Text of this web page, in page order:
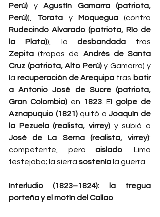
Perú) y Agustín Gamarra (patriota,
Perú)), Torata y Moquegua
Rudecindo Alvarado (patriota, Río de
la Plata)), la desbandada
Zepita (tropas de Andrés de Santa
Cruz (patriota, Alto Perú) y Gamarra) y
la recuperación de Arequipa tras batir
a Antonio José de Sucre (patriota,
Gran Colombia) en 1823. El golpe de
Aznapuquio (1821) quitó a Joaquín de
la Pezuela (realista, virrey)
José de La Serna (realista, virrey):
competente, pero aislado . Lima
festejaba; la sierra sostenía la guerra.
Interludio (1823–1824): la tregua
porteña y el motín del Callao